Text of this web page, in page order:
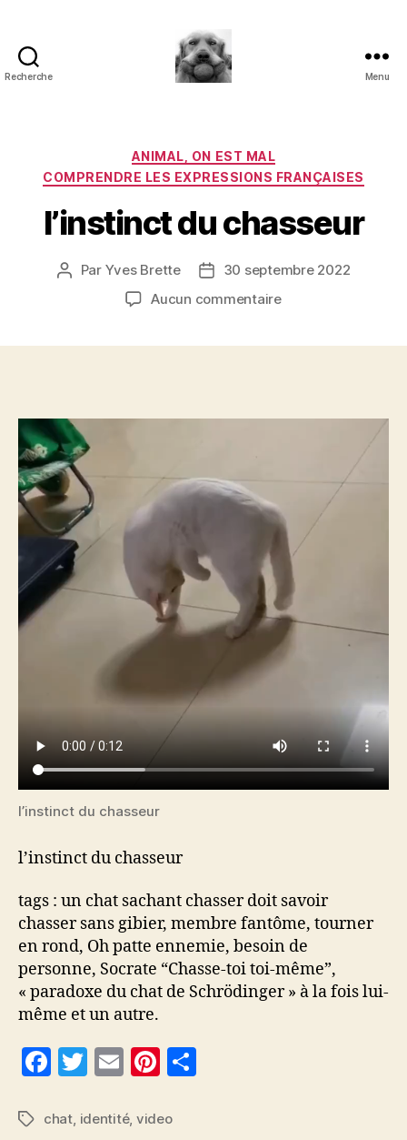
Recherche
paradoxe
en
fleur
Menu
Catégories
ANIMAL, ON EST MAL
COMPRENDRE LES EXPRESSIONS FRANÇAISES
l’instinct du chasseur
Auteur
Par Yves Brette
Date30 septembre 2022
Aucun commentairesur
l’instinct du chasseur
l’instinct du chasseur
tags : un chat sachant chasser doit savoir
chasser sans gibier, membre fantôme, tourner
en rond, Oh patte ennemie, besoin de
personne, Socrate “Chasse-toi toi-même”,
« paradoxe du chat de Schrödinger » à la fois lui-
même et un autre.
F
c
T
itt
E
ai
Pi
er
Étiquettes
chat, identité, video